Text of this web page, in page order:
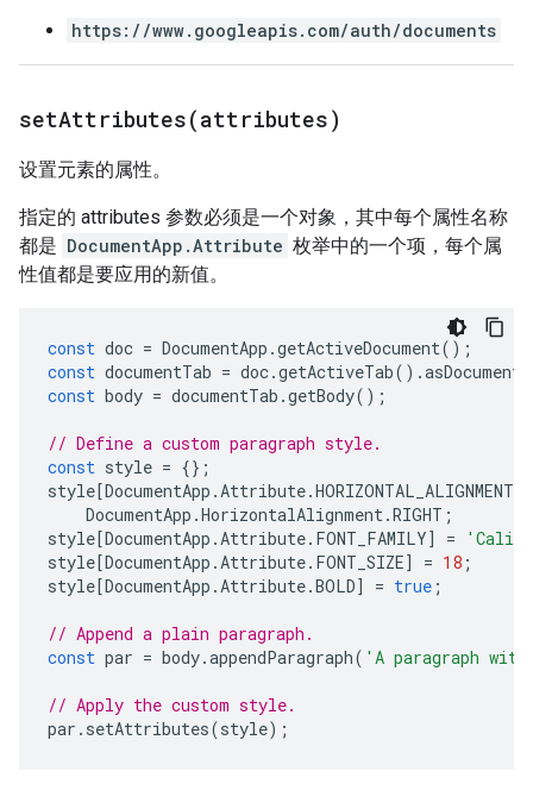
https://www.googleapis.com/auth/documents
setAttributes(attributes)
设置元素的属性。
指定的 attributes 参数必须是一个对象，其中每个属性名称
都是 DocumentApp.Attribute 枚举中的一个项，每个属
性值都是要应用的新值。
const doc = DocumentApp .getActiveDocument();
const documentTab = doc.getActiveTab().
const body = documentTab .getBody();
// Define a custom paragraph style.
const style = {};
style[DocumentApp .Attribute.HORIZONTAL_ALIGNMENT
DocumentApp .HorizontalAlignment.RIGHT ;
style[DocumentApp .Attribute. FONT_FAMILY] =
style[DocumentApp .Attribute. FONT_SIZE] = 18 ;
style[DocumentApp .Attribute.BOLD] = true ;
// Append a plain paragraph.
const par = body.appendParagraph( 'A paragraph
// Apply the custom style.
par . setAttributes(style);